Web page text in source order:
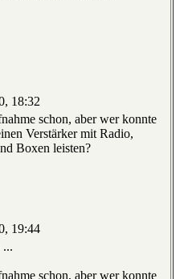
18:32
schon, aber wer konnte
Verstärker mit Radio,
Boxen leisten?
19:44
...
schon, aber wer konnte